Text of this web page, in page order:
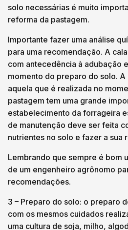
solo necessárias é muito
reforma da pastagem.
Importante fazer uma análise
para uma recomendação. A
com antecedência à adubação
momento do preparo do solo.
aquela que é realizada no
pastagem tem uma grande
estabelecimento da forrageira
de manutenção deve ser feita
nutrientes no solo e fazer a sua
Lembrando que sempre é bom
de um engenheiro agrônomo
recomendações.
3 – Preparo do solo: o preparo
com os mesmos cuidados
uma cultura de soja, milho,